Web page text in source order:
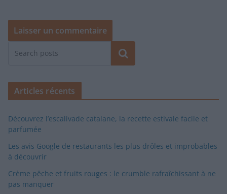
Rechercher
Articles récents
Découvrez l’escalivade catalane, la recette estivale facile et
parfumée
Les avis Google de restaurants les plus drôles et improbables
à découvrir
Crème pêche et fruits rouges : le crumble rafraîchissant à ne
pas manquer